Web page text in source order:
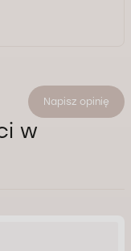
Napisz opinię
w